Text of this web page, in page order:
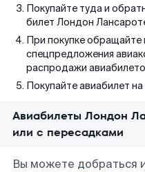
Покупайте туда и
билет Лондон
При покупке обращайте
спецпредложения
распродажи
Покупайте авиабилет
Авиабилеты Лондон
или с пересадками
Вы можете добраться